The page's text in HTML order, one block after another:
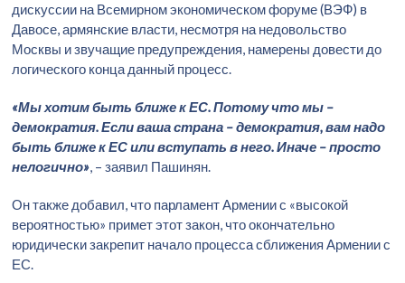
дискуссии на Всемирном экономическом форуме (ВЭФ) в
Давосе, армянские власти, несмотря на недовольство
Москвы и звучащие предупреждения, намерены довести до
логического конца данный процесс.
«Мы хотим быть ближе к ЕС. Потому что мы –
демократия. Если ваша страна – демократия, вам надо
быть ближе к ЕС или вступать в него. Иначе – просто
нелогично», – заявил Пашинян.
Он также добавил, что парламент Армении с «высокой
вероятностью» примет этот закон, что окончательно
юридически закрепит начало процесса сближения Армении с
ЕС.